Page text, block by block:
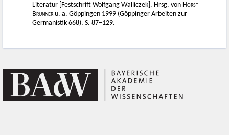
Literatur [Festschrift Wolfgang Walliczek]. Hrsg. von Horst
Brunner u. a. Göppingen 1999 (Göppinger Arbeiten zur
Germanistik 668), S. 87–129.